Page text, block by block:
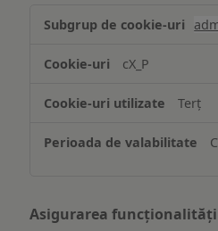
și/sau
informațiilor
pe
dispozitiv
cX_P
Terț
Asigurarea